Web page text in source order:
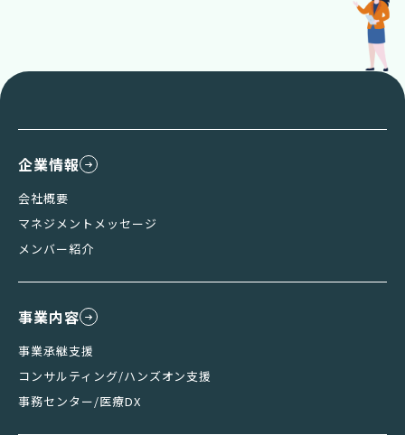
企業情報
会社概要
マネジメントメッセージ
メンバー紹介
事業内容
事業承継支援
コンサルティング/ハンズオン支援
事務センター/医療DX